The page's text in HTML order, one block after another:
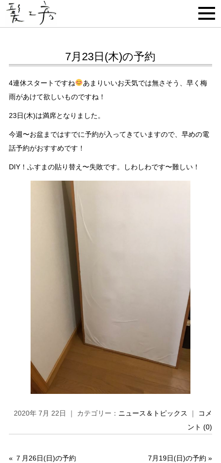
7月23日(木)の予約
4連休スタートですね
あまりいいお天気では無さそう、早く梅
雨があけて欲しいものですね！
23日(木)は満席となりました。
今週〜お盆まではすでに予約が入ってきていますので、早めの電
話予約がおすすめです！
DIY！ふすまの貼り替え〜失敗です。しわしわです〜難しい！
2020年 7月 22日 ｜ カテゴリー： ニュース＆トピックス ｜
コメ
ント (0)
« ７月26日(日)の予約 7月19日(日)の予約 »